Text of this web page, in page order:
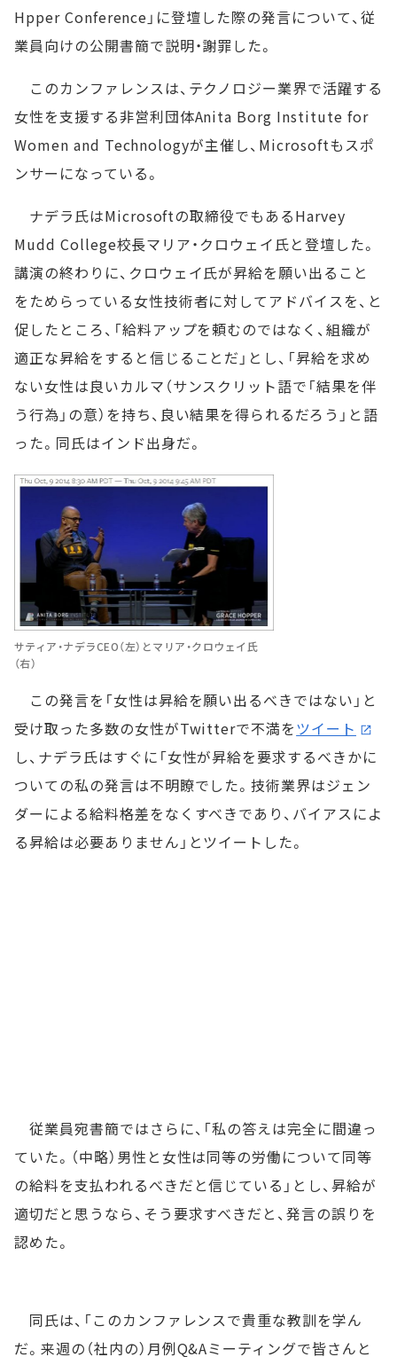
Hpper Conference」に登壇した際の発言について、従
業員向けの公開書簡で説明・謝罪した。
このカンファレンスは、テクノロジー業界で活躍する
女性を支援する非営利団体Anita Borg Institute for
Women and Technologyが主催し、Microsoftもスポ
ンサーになっている。
ナデラ氏はMicrosoftの取締役でもあるHarvey
Mudd College校長マリア・クロウェイ氏と登壇した。
講演の終わりに、クロウェイ氏が昇給を願い出ること
をためらっている女性技術者に対してアドバイスを、と
促したところ、「給料アップを頼むのではなく、組織が
適正な昇給をすると信じることだ」とし、「昇給を求め
ない女性は良いカルマ（サンスクリット語で「結果を伴
う行為」の意）を持ち、良い結果を得られるだろう」と語
った。同氏はインド出身だ。
サティア・ナデラCEO（左）とマリア・クロウェイ氏
（右）
この発言を「女性は昇給を願い出るべきではない」と
受け取った多数の女性がTwitterで不満をツイート
し、ナデラ氏はすぐに「女性が昇給を要求するべきかに
ついての私の発言は不明瞭でした。技術業界はジェン
ダーによる給料格差をなくすべきであり、バイアスによ
る昇給は必要ありません」とツイートした。
従業員宛書簡ではさらに、「私の答えは完全に間違っ
ていた。（中略）男性と女性は同等の労働について同等
の給料を支払われるべきだと信じている」とし、昇給が
適切だと思うなら、そう要求すべきだと、発言の誤りを
認めた。
同氏は、「このカンファレンスで貴重な教訓を学ん
だ。来週の（社内の）月例Q&Aミーティングで皆さんと